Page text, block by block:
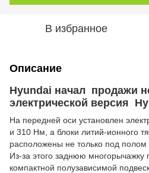
В избранное
Описание
Hyundai начал продажи
электрической версия
На передней оси установлен
и 310 Нм, а блоки литий-ионного
расположены не только под полом
Из-за этого заднюю
компактной полузависимой